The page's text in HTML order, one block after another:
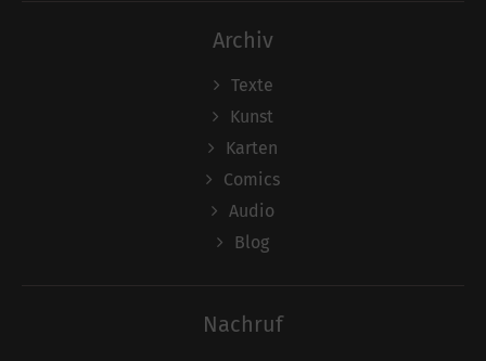
Archiv
Texte
Kunst
Karten
Comics
Audio
Blog
Nachruf